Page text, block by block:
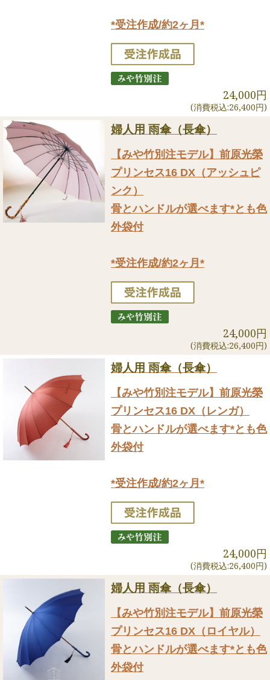
*受注作成/約2ヶ月*
24,000円
(消費税込:26,400円)
婦人用 雨傘（長傘）
【みや竹別注モデル】前原光榮
プリンセス16 DX（アッシュピ
ンク）
骨とハンドルが選べます*とも色
外袋付
*受注作成/約2ヶ月*
24,000円
(消費税込:26,400円)
婦人用 雨傘（長傘）
【みや竹別注モデル】前原光榮
プリンセス16 DX（レンガ）
骨とハンドルが選べます*とも色
外袋付
*受注作成/約2ヶ月*
24,000円
(消費税込:26,400円)
婦人用 雨傘（長傘）
【みや竹別注モデル】前原光榮
プリンセス16 DX（ロイヤル）
骨とハンドルが選べます*とも色
外袋付